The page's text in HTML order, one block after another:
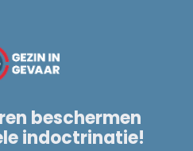
beschermen
indoctrinatie!